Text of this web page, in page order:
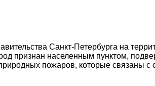
Санкт-Петербурга на
признан населенным пунктом,
пожаров, которые связаны с